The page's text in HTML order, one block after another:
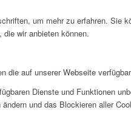
um mehr zu erfahren.
wir anbieten können.
die auf unserer Webseite
Dienste und Funktionen
und das Blockieren aller